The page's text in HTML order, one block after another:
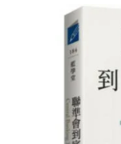
原
始
價
格：
NT$360。